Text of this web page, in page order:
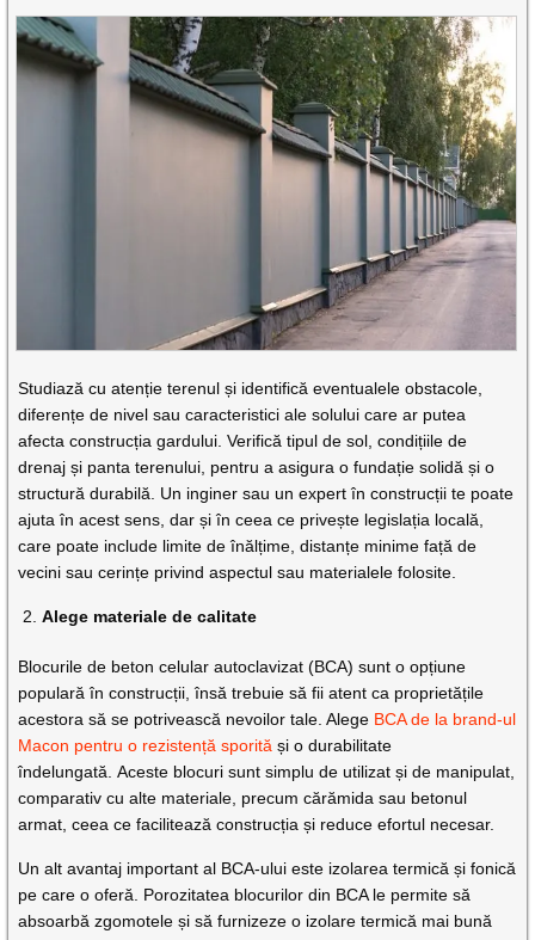
Studiază cu atenție terenul și identifică eventualele obstacole,
diferențe de nivel sau caracteristici ale solului care ar putea
afecta construcția gardului. Verifică tipul de sol, condițiile de
drenaj și panta terenului, pentru a asigura o fundație solidă și o
structură durabilă. Un inginer sau un expert în construcții te poate
ajuta în acest sens, dar și în ceea ce privește legislația locală,
care poate include limite de înălțime, distanțe minime față de
vecini sau cerințe privind aspectul sau materialele folosite.
Alege materiale de calitate
Blocurile de beton celular autoclavizat (BCA) sunt o opțiune
populară în construcții, însă trebuie să fii atent ca proprietățile
acestora să se potrivească nevoilor tale. Alege BCA de la brand-ul
Macon pentru o rezistență sporită și o durabilitate
îndelungată. Aceste blocuri sunt simplu de utilizat și de manipulat,
comparativ cu alte materiale, precum cărămida sau betonul
armat, ceea ce facilitează construcția și reduce efortul necesar.
Un alt avantaj important al BCA-ului este izolarea termică și fonică
pe care o oferă. Porozitatea blocurilor din BCA le permite să
absoarbă zgomotele și să furnizeze o izolare termică mai bună